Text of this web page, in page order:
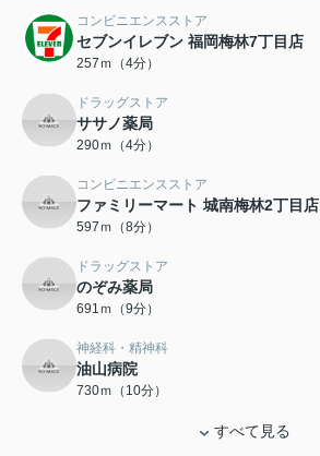
コンビニエンスストア
セブンイレブン 福岡梅林7丁目店
257ｍ（4分）
ドラッグストア
ササノ薬局
290ｍ（4分）
コンビニエンスストア
ファミリーマート 城南梅林2丁目店
597ｍ（8分）
ドラッグストア
のぞみ薬局
691ｍ（9分）
神経科・精神科
油山病院
730ｍ（10分）
すべて見る